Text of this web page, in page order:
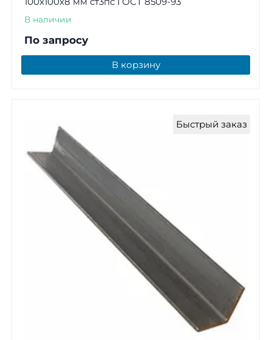
В наличии
По запросу
В корзину
Быстрый заказ